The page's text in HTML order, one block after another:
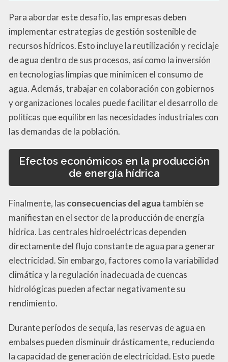
Para abordar este desafío, las empresas deben
implementar estrategias de gestión sostenible de
recursos hídricos. Esto incluye la reutilización y reciclaje
de agua dentro de sus procesos, así como la inversión
en tecnologías limpias que minimicen el consumo de
agua. Además, trabajar en colaboración con gobiernos
y organizaciones locales puede facilitar el desarrollo de
políticas que equilibren las necesidades industriales con
las demandas de la población.
Efectos económicos en la producción
de energía hídrica
Finalmente, las consecuencias del aguatambién se
manifiestan en el sector de la producción de energía
hídrica. Las centrales hidroeléctricas dependen
directamente del flujo constante de agua para generar
electricidad. Sin embargo, factores como la variabilidad
climática y la regulación inadecuada de cuencas
hidrológicas pueden afectar negativamente su
rendimiento.
Durante períodos de sequía, las reservas de agua en
embalses pueden disminuir drásticamente, reduciendo
la capacidad de generación de electricidad. Esto puede